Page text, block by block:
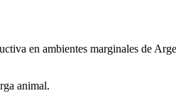
en ambientes marginales de
animal.